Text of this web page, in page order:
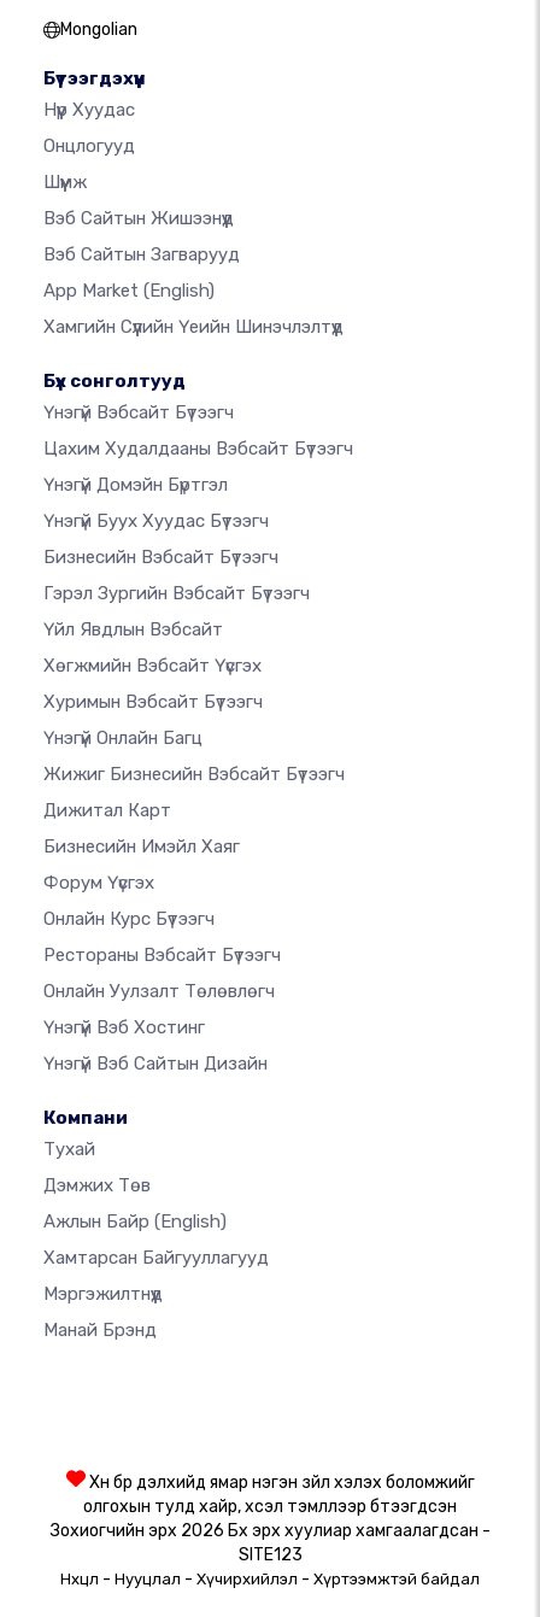
Mongolian
Бүтээгдэхүүн
Нүүр Хуудас
Онцлогууд
Шүүмж
Вэб Сайтын Жишээнүүд
Вэб Сайтын Загварууд
App Market (English)
Хамгийн Сүүлийн Үеийн Шинэчлэлтүүд
Бүх сонголтууд
Үнэгүй Вэбсайт Бүтээгч
Цахим Худалдааны Вэбсайт Бүтээгч
Үнэгүй Домэйн Бүртгэл
Үнэгүй Буух Хуудас Бүтээгч
Бизнесийн Вэбсайт Бүтээгч
Гэрэл Зургийн Вэбсайт Бүтээгч
Үйл Явдлын Вэбсайт
Хөгжмийн Вэбсайт Үүсгэх
Хуримын Вэбсайт Бүтээгч
Үнэгүй Онлайн Багц
Жижиг Бизнесийн Вэбсайт Бүтээгч
Дижитал Карт
Бизнесийн Имэйл Хаяг
Форум Үүсгэх
Онлайн Курс Бүтээгч
Рестораны Вэбсайт Бүтээгч
Онлайн Уулзалт Төлөвлөгч
Үнэгүй Вэб Хостинг
Үнэгүй Вэб Сайтын Дизайн
Компани
Тухай
Дэмжих Төв
Ажлын Байр (English)
Хамтарсан Байгууллагууд
Мэргэжилтнүүд
Манай Брэнд
Хүн бүр дэлхийд ямар нэгэн зүйл хэлэх боломжийг
олгохын тулд хайр, хүсэл тэмүүллээр бүтээгдсэн
Зохиогчийн эрх 2026 Бүх эрх хуулиар хамгаалагдсан -
SITE123
Нөхцөл - Нууцлал - Хүчирхийлэл - Хүртээмжтэй байдал